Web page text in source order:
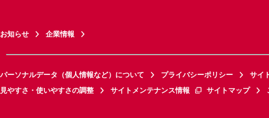
お知らせ 企業情報
パーソナルデータ（個人情報など）について プライバシーポリシー
サイ
見やすさ・使いやすさの調整
サイトメンテナンス情報 サイトマップ